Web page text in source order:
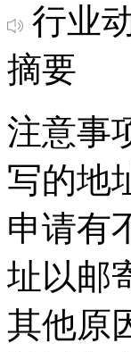
行业
摘要
注意事
写的地
申请有
址以邮
其他原